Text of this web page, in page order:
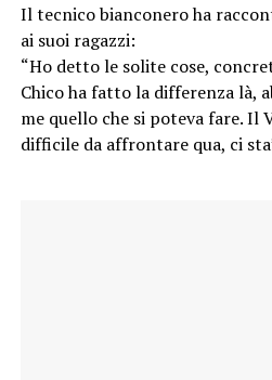
Il tecnico bianconero ha
ai suoi ragazzi:
“Ho detto le solite cose,
Chico ha fatto la differenza là,
me quello che si poteva fare. Il
difficile da affrontare qua, ci